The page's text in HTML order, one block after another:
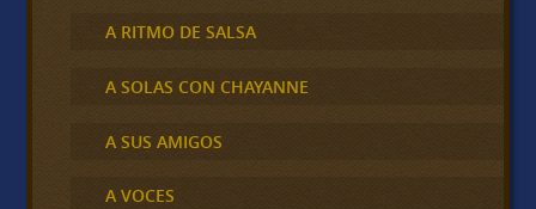
A RITMO DE SALSA
A SOLAS CON CHAYANNE
A SUS AMIGOS
A VOCES